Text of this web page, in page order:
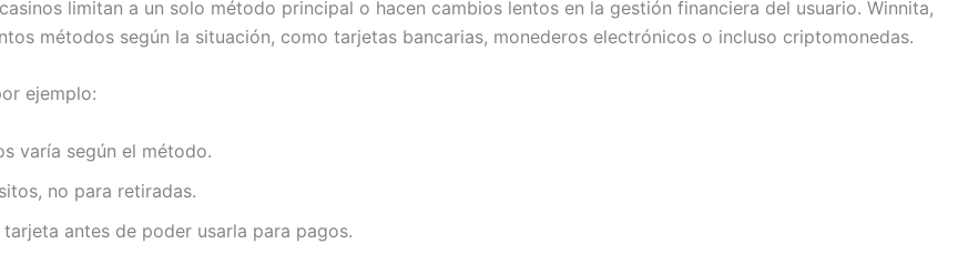
limitan a un solo método principal o hacen cambios lentos en la gestión financiera del usuario. Winnita,
métodos según la situación, como tarjetas bancarias, monederos electrónicos o incluso criptomonedas.
ejemplo:
varía según el método.
no para retiradas.
antes de poder usarla para pagos.